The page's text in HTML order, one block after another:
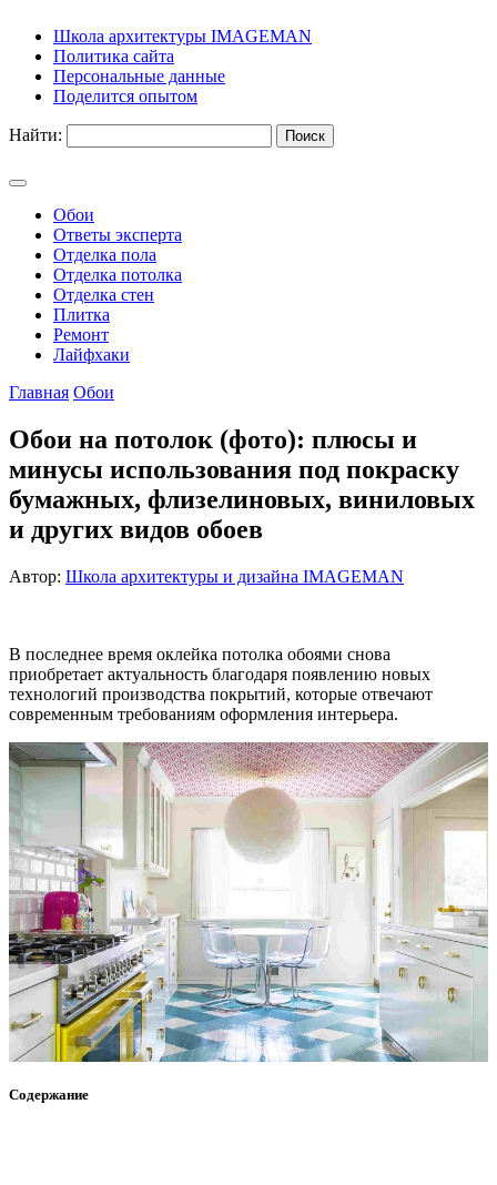
Школа архитектуры IMAGEMAN
Политика сайта
Персональные данные
Поделится опытом
Найти:
Обои
Ответы эксперта
Отделка пола
Отделка потолка
Отделка стен
Плитка
Ремонт
Лайфхаки
Главная Обои
Обои на потолок (фото): плюсы и
минусы использования под покраску
бумажных, флизелиновых, виниловых
и других видов обоев
Автор: Школа архитектуры и дизайна IMAGEMAN
В последнее время оклейка потолка обоями снова
приобретает актуальность благодаря появлению новых
технологий производства покрытий, которые отвечают
современным требованиям оформления интерьера.
Содержание